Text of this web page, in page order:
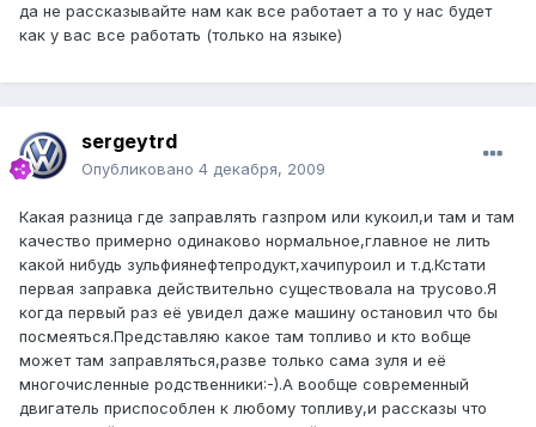
да не рассказывайте нам как все работает а то у нас будет
как у вас все работать (только на языке)
sergeytrd
Опубликовано 4 декабря, 2009
Какая разница где заправлять газпром или кукоил,и там и там
качество примерно одинаково нормальное,главное не лить
какой нибудь зульфиянефтепродукт,хачипуроил и т.д.Кстати
первая заправка действительно существовала на трусово.Я
когда первый раз её увидел даже машину остановил что бы
посмеяться.Представляю какое там топливо и кто вобще
может там заправляться,разве только сама зуля и её
многочисленные родственники:-).А вообще современный
двигатель приспособлен к любому топливу,и рассказы что